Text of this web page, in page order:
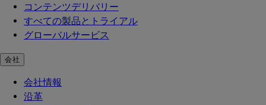
コンテンツデリバリー
すべての製品とトライアル
グローバルサービス
会社
会社情報
沿革